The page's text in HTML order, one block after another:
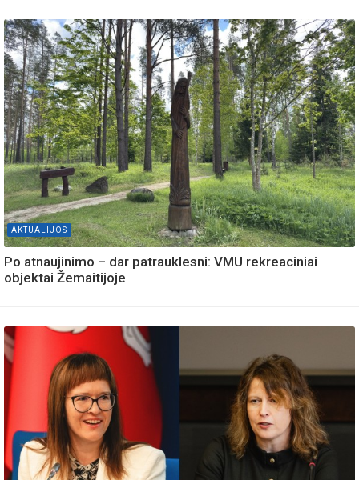
AKTUALIJOS
Po atnaujinimo – dar patrauklesni: VMU rekreaciniai
objektai Žemaitijoje